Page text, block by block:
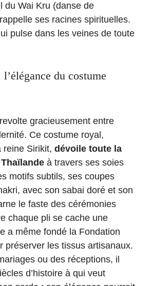
du Wai Kru (danse de
ses racines spirituelles.
pulse dans les veines de toute
du costume
gracieusement entre
Ce costume royal,
reine Sirikit, dévoile toute la
à travers ses soies
motifs subtils, ses coupes
avec son sabai doré et son
le faste des cérémonies
chaque pli se cache une
a même fondé la Fondation
préserver les tissus artisanaux.
ou des réceptions, il
d’histoire à qui veut